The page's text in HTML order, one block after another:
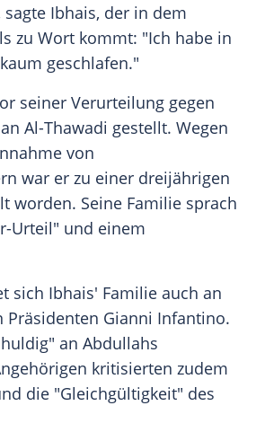
Ibhais, der in dem
zu Wort kommt: "Ich habe in
geschlafen."
seiner Verurteilung gegen
Al-Thawadi gestellt. Wegen
von
war er zu einer dreijährigen
worden. Seine Familie sprach
Urteil" und einem
sich Ibhais' Familie auch an
Präsidenten Gianni Infantino.
an Abdullahs
kritisierten zudem
die "Gleichgültigkeit" des